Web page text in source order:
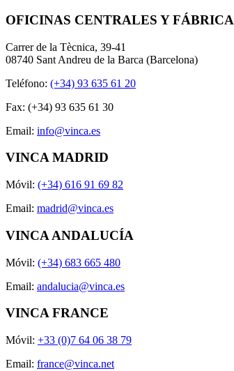
OFICINAS CENTRALES Y FÁBRICA
Carrer de la Tècnica, 39-41
08740 Sant Andreu de la Barca (Barcelona)
Teléfono: (+34) 93 635 61 20
Fax: (+34) 93 635 61 30
Email: info@vinca.es
VINCA MADRID
Móvil: (+34) 616 91 69 82
Email: madrid@vinca.es
VINCA ANDALUCÍA
Móvil: (+34) 683 665 480
Email: andalucia@vinca.es
VINCA FRANCE
Móvil: +33 (0)7 64 06 38 79
Email: france@vinca.net